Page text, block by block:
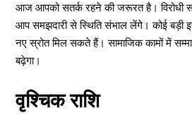
आज आपको सतर्क रहने की जरूरत है। विरोधी
आप समझदारी से स्थिति संभाल लेंगे। कोई बड़ी
नए स्रोत मिल सकते हैं। सामाजिक कामों में
बढ़ेगा।
वृश्चिक राशि